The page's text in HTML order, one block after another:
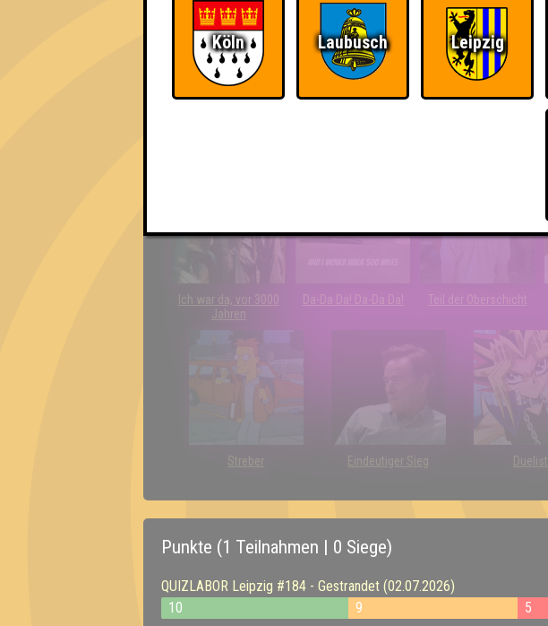
Ich war da, vor 3000
Jahren
Da-Da Da! Da-Da Da! Teil der Oberschicht
Streber Eindeutiger Sieg Duelist
Punkte (1 Teilnahmen | 0 Siege)
QUIZLABOR Leipzig #184 - Gestrandet (02.07.2026)
10
9 5
Köln Laubusch Leipzig